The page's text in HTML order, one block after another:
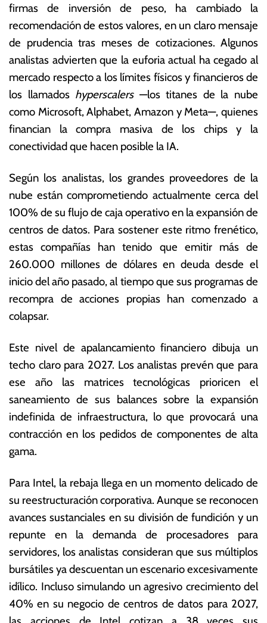
firmas de inversión de peso, ha cambiado la
recomendación de estos valores, en un claro mensaje
de prudencia tras meses de cotizaciones. Algunos
analistas advierten que la euforia actual ha cegado al
mercado respecto a los límites físicos y financieros de
los llamados hyperscalers—los titanes de la nube
como Microsoft, Alphabet, Amazon y Meta—, quienes
financian la compra masiva de los chips y la
conectividad que hacen posible la IA.
Según los analistas, los grandes proveedores de la
nube están comprometiendo actualmente cerca del
100% de su flujo de caja operativo en la expansión de
centros de datos. Para sostener este ritmo frenético,
estas compañías han tenido que emitir más de
260.000 millones de dólares en deuda desde el
inicio del año pasado, al tiempo que sus programas de
recompra de acciones propias han comenzado a
colapsar.
Este nivel de apalancamiento financiero dibuja un
techo claro para 2027. Los analistas prevén que para
ese año las matrices tecnológicas prioricen el
saneamiento de sus balances sobre la expansión
indefinida de infraestructura, lo que provocará una
contracción en los pedidos de componentes de alta
gama.
Para Intel, la rebaja llega en un momento delicado de
su reestructuración corporativa. Aunque se reconocen
avances sustanciales en su división de fundición y un
repunte en la demanda de procesadores para
servidores, los analistas consideran que sus múltiplos
bursátiles ya descuentan un escenario excesivamente
idílico. Incluso simulando un agresivo crecimiento del
40% en su negocio de centros de datos para 2027,